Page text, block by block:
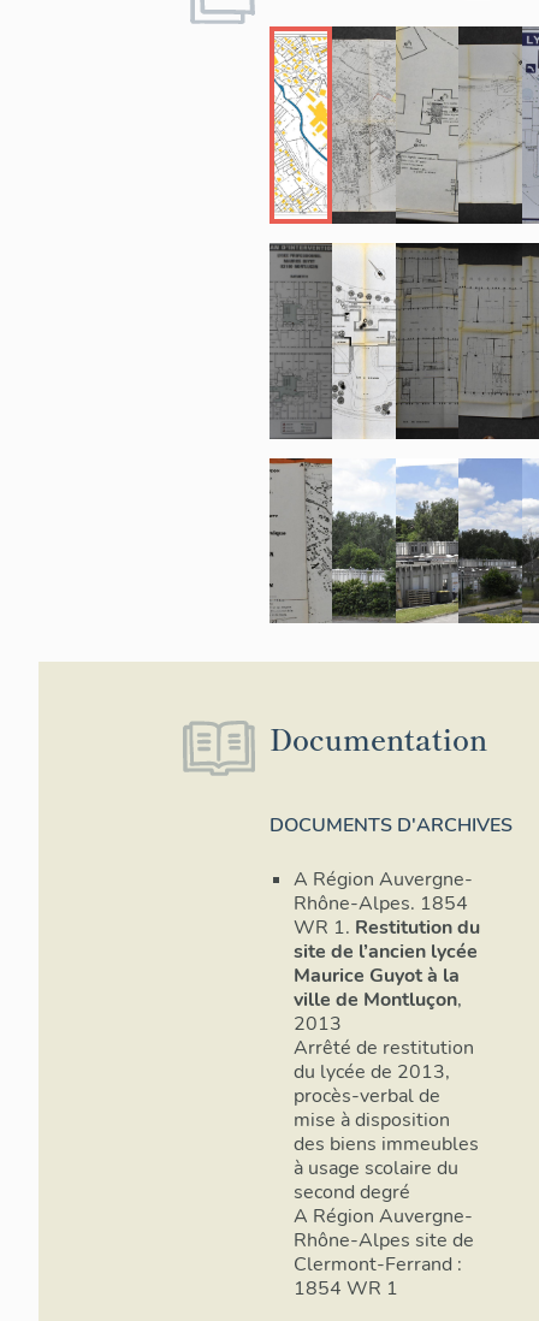
Documentation
DOCUMENTS D'ARCHIVES
A Région Auvergne-
Rhône-Alpes. 1854
WR 1. Restitution du
site de l’ancien lycée
Maurice Guyot à la
ville de Montluçon,
2013
Arrêté de restitution
du lycée de 2013,
procès-verbal de
mise à disposition
des biens immeubles
à usage scolaire du
second degré
A Région Auvergne-
Rhône-Alpes site de
Clermont-Ferrand :
1854 WR 1